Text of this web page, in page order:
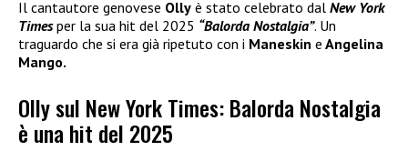
Il cantautore genovese Olly è stato celebrato dal New York
Timesper la sua hit del 2025 “Balorda Nostalgia”. Un
traguardo che si era già ripetuto con i Maneskin e Angelina
Mango.
Olly sul New York Times: Balorda Nostalgia
è una hit del 2025